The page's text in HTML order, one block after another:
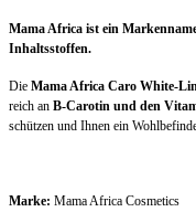
Mama Africa ist ein
Inhaltsstoffen.
Die Mama Africa Caro White-
reich an B-Carotin und den
schützen und Ihnen ein
Marke: Mama Africa Cosmetics